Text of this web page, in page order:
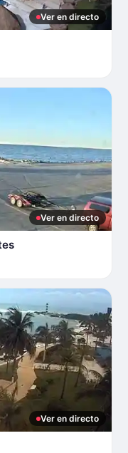
Ver en directo
Ver en directo
Ver en directo